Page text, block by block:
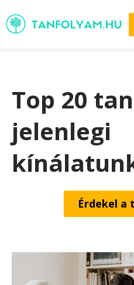
Top 20
jelenlegi
Érdekel a